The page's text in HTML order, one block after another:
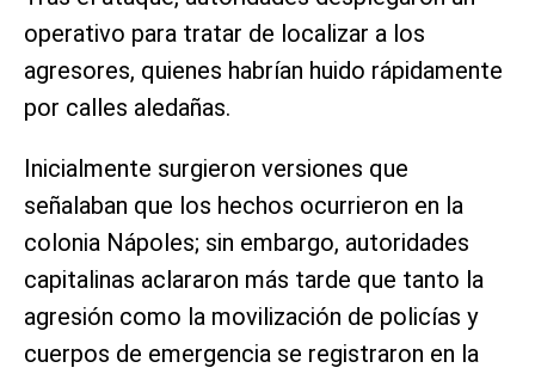
operativo para tratar de localizar a los
agresores, quienes habrían huido rápidamente
por calles aledañas.
Inicialmente surgieron versiones que
señalaban que los hechos ocurrieron en la
colonia Nápoles; sin embargo, autoridades
capitalinas aclararon más tarde que tanto la
agresión como la movilización de policías y
cuerpos de emergencia se registraron en la